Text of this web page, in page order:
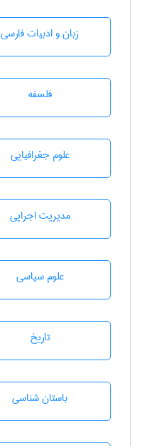
زبان و ادبيات فارسی
فلسفه
علوم جغرافيايی
مديريت اجرايی
علوم سياسی
تاريخ
باستان شناسی